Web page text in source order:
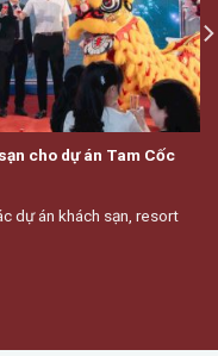
cho dự án Tam Cốc
dự án khách sạn, resort